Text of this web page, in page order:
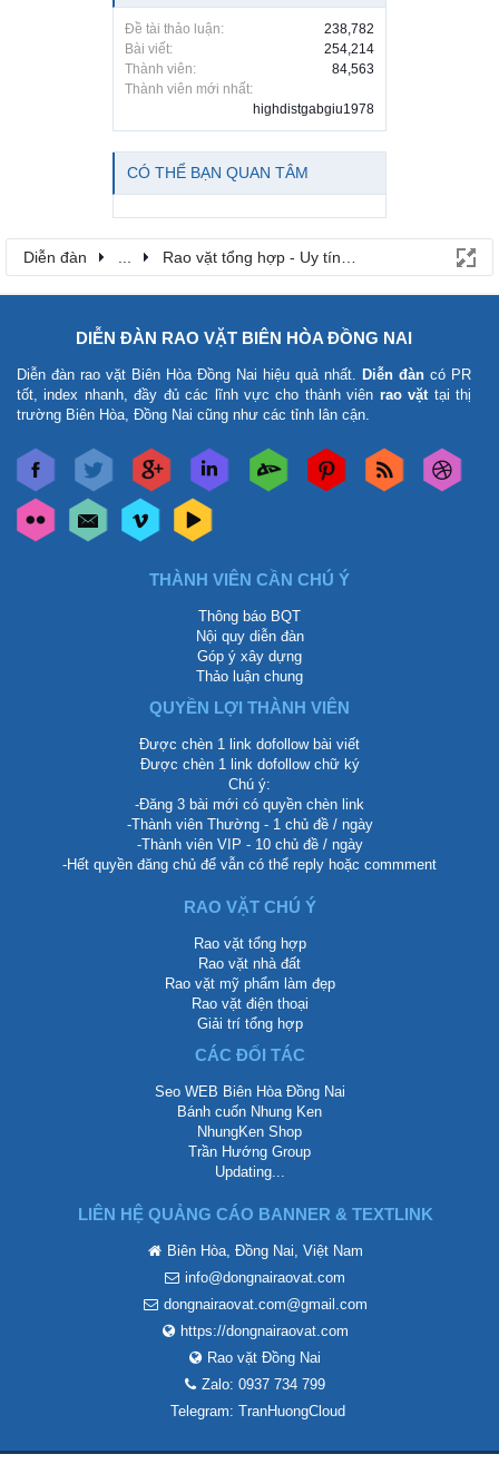
Đề tài thảo luận:
238,782
Bài viết:
254,214
Thành viên:
84,563
Thành viên mới nhất:
highdistgabgiu1978
CÓ THỂ BẠN QUAN TÂM
Diễn đàn Rao vặt tổng hợp - Uy tín - Miễn phí
DIỄN ĐÀN RAO VẶT BIÊN HÒA ĐỒNG NAI
Diễn đàn rao vặt Biên Hòa Đồng Nai hiệu quả nhất. Diễn đàn có PR
tốt, index nhanh, đầy đủ các lĩnh vực cho thành viên rao vặttại thị
trường Biên Hòa, Đồng Nai cũng như các tỉnh lân cận.
THÀNH VIÊN CẦN CHÚ Ý
Thông báo BQT
Nội quy diễn đàn
Góp ý xây dựng
Thảo luận chung
QUYỀN LỢI THÀNH VIÊN
Được chèn 1 link dofollow bài viết
Được chèn 1 link dofollow chữ ký
Chú ý:
-Đăng 3 bài mới có quyền chèn link
-Thành viên Thường - 1 chủ đề / ngày
-Thành viên VIP - 10 chủ đề / ngày
-Hết quyền đăng chủ để vẫn có thể reply hoặc commment
RAO VẶT CHÚ Ý
Rao vặt tổng hợp
Rao vặt nhà đất
Rao vặt mỹ phẩm làm đẹp
Rao vặt điện thoại
Giải trí tổng hợp
CÁC ĐỐI TÁC
Seo WEB Biên Hòa Đồng Nai
Bánh cuốn Nhung Ken
NhungKen Shop
Trần Hướng Group
Updating...
LIÊN HỆ QUẢNG CÁO BANNER & TEXTLINK
Biên Hòa, Đồng Nai, Việt Nam
info@dongnairaovat.com
dongnairaovat.com@gmail.com
https://dongnairaovat.com
Rao vặt Đồng Nai
Zalo: 0937 734 799
Telegram: TranHuongCloud